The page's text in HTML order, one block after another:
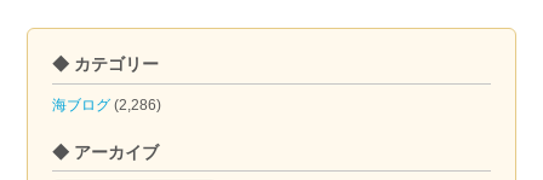
◆ カテゴリー
海ブログ (2,286)
◆ アーカイブ